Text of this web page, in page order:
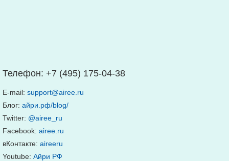
Телефон: +7 (495) 175-04-38
E-mail: support@airee.ru
Блог: айри.рф/blog/
Twitter: @airee_ru
Facebook: airee.ru
вКонтакте: aireeru
Youtube: Айри РФ